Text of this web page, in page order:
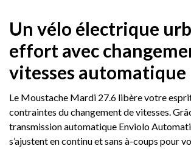
Un vélo électrique
effort avec
vitesses automatique
Le Moustache Mardi 27.6 libère votre
contraintes du changement de vitesses.
transmission automatique Enviolo
s’ajustent en continu et sans à-coups pour